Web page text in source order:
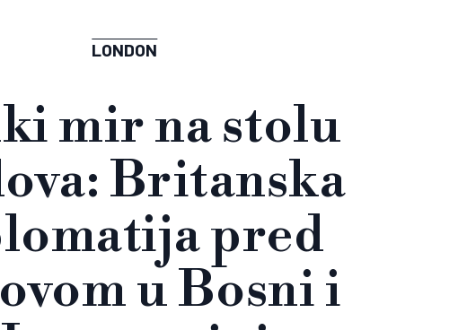
LONDON
mir na stolu
Britanska
pred
u Bosni i